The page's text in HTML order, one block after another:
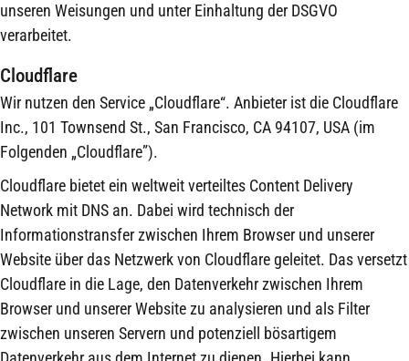
unseren Weisungen und unter Einhaltung der DSGVO
verarbeitet.
Cloudflare
Wir nutzen den Service „Cloudflare“. Anbieter ist die Cloudflare
Inc., 101 Townsend St., San Francisco, CA 94107, USA (im
Folgenden „Cloudflare”).
Cloudflare bietet ein weltweit verteiltes Content Delivery
Network mit DNS an. Dabei wird technisch der
Informationstransfer zwischen Ihrem Browser und unserer
Website über das Netzwerk von Cloudflare geleitet. Das versetzt
Cloudflare in die Lage, den Datenverkehr zwischen Ihrem
Browser und unserer Website zu analysieren und als Filter
zwischen unseren Servern und potenziell bösartigem